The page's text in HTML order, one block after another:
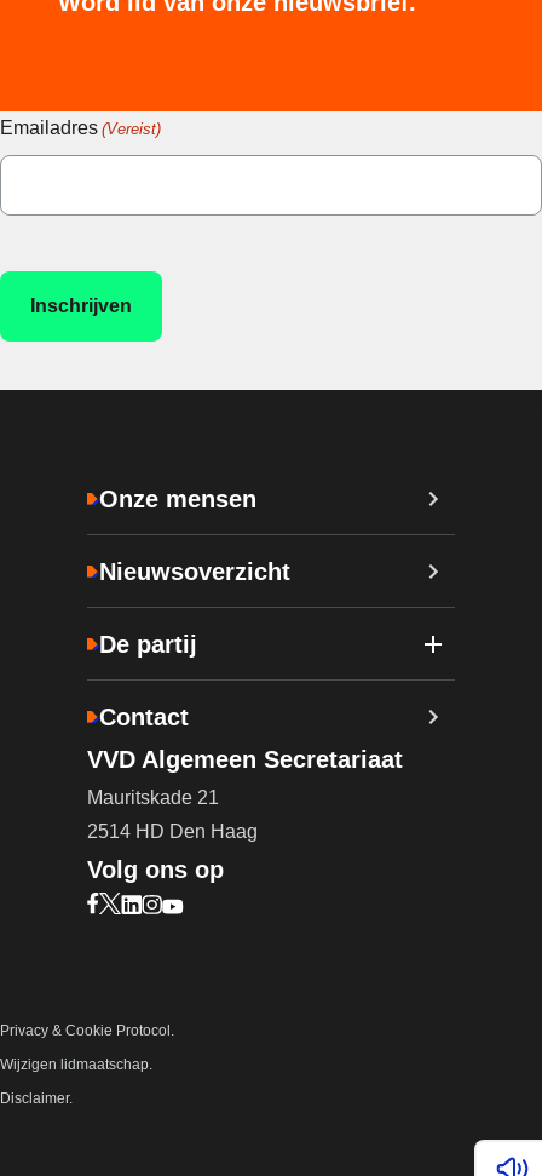
Emailadres (Vereist)
Onze mensen
Nieuwsoverzicht
De partij
Contact
VVD Algemeen Secretariaat
Mauritskade 21
2514 HD Den Haag
Volg ons op
Bezoek onze Facebook pagina (opent in nieuw
Bezoek onze X pagina (opent in nieuw tabblad)
Bezoek onze LinkedIn pagina (opent in nieuw
Bezoek onze Instagram pagina (opent in
Bezoek onze YouTube pagina (opent in
Privacy & Cookie Protocol.
Wijzigen lidmaatschap.
Disclaimer.